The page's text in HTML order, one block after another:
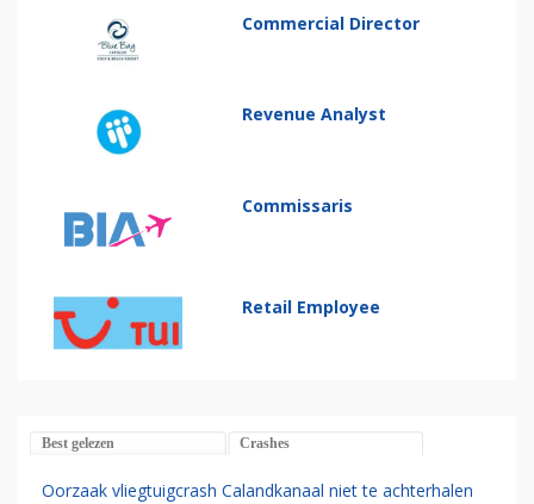
Commercial Director
Revenue Analyst
Commissaris
Retail Employee
Best gelezen Crashes
Oorzaak vliegtuigcrash Calandkanaal niet te achterhalen